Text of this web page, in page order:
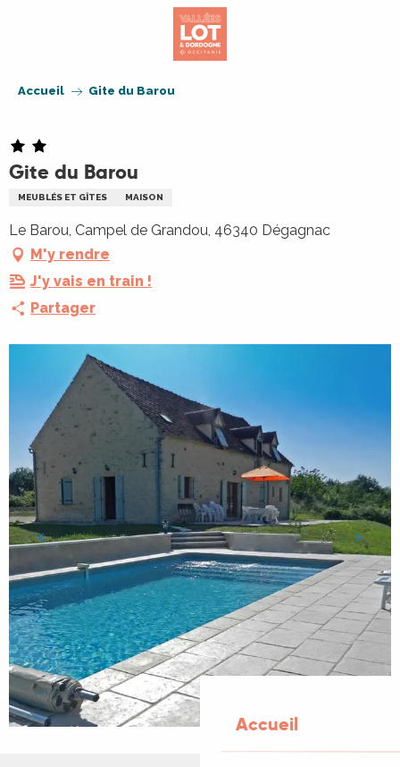
Accueil
Accueil Gite du Barou
Gite du Barou
MEUBLÉS ET GÎTES MAISON
Le Barou, Campel de Grandou, 46340 Dégagnac
M'y rendre
J'y vais en train !
Partager